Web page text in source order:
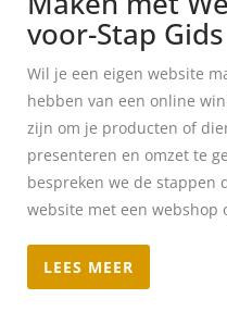
voor-Stap Gids
Wil je een eigen website
hebben van een online
zijn om je producten of
presenteren en omzet te
bespreken we de stappen
website met een webshop
LEES MEER